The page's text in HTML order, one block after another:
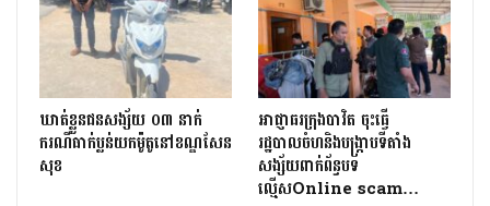
ឃាត់ខ្លួនជនសង្ស័យ ០៣ នាក់
ករណីធាក់ប្លន់យកម៉ូតូនៅខណ្ឌសែន
សុខ
អាជ្ញាធរក្រុងបាវិត ចុះធើ្វ
រដ្ឋបាលចំហនិងបង្ក្រាបទីតាំង
សង្ស័យពាក់ព័ន្ធបទ
ល្មើសOnline scam…